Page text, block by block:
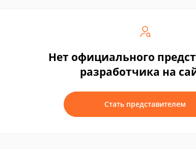
Нет официального
разработчика на
Стать представителем